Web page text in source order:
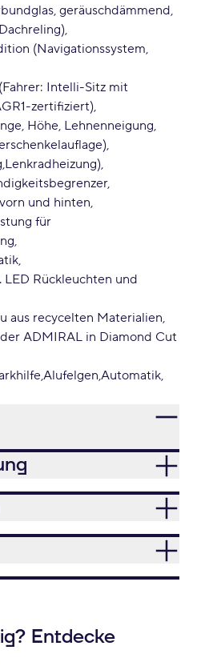
geräuschdämmend,
(Navigationssystem,
Intelli-Sitz mit
zertifiziert)
Höhe, Lehnenneigung,
Lenkradheizung)
und hinten
für
LED Rückleuchten und
aus recycelten Materialien
ADMIRAL in Diamond Cut
Alufelgen Automatik
Entdecke